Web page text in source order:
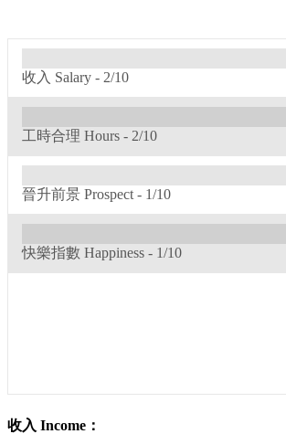
收入 Salary - 2/10
工時合理 Hours - 2/10
晉升前景 Prospect - 1/10
快樂指數 Happiness - 1/10
收入 Income：